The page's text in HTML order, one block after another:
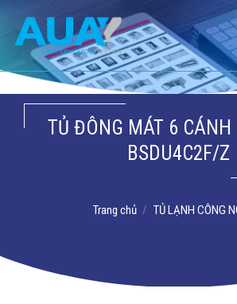
dung
TỦ ĐÔNG MÁT 6 CÁNH
BSDU4C2F/Z
Trang chủ / TỦ LẠNH CÔNG